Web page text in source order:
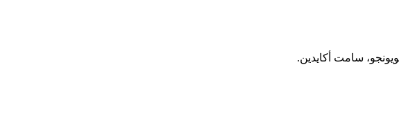
سامت أكايدين.